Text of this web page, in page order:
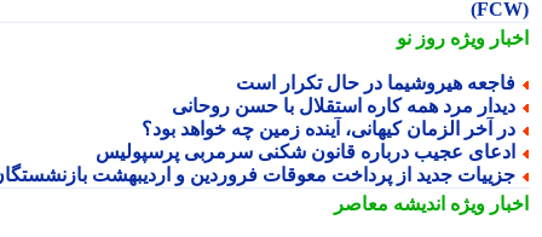
ویژهروز نو
هیروشیما در حال تکرار است
مرد همه کاره استقلال با حسن روحانی
آخر الزمان کیهانی، آینده زمین چه خواهد بود؟
عجیب درباره قانون شکنی سرمربی پرسپولیس
جدید از پرداخت معوقات فروردین و اردیبهشت بازنشستگان
ویژهاندیشه معاصر